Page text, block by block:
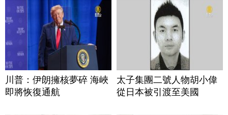
川普：伊朗擁核夢碎 海峽
即將恢復通航
太子集團二號人物胡小偉
從日本被引渡至美國